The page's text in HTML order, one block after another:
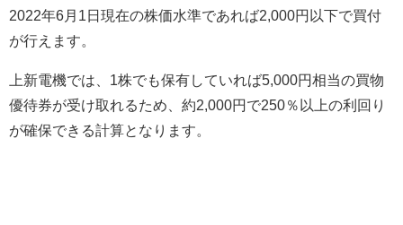
2022年6月1日現在の株価水準であれば2,000円以下で買付
が行えます。
上新電機では、1株でも保有していれば5,000円相当の買物
優待券が受け取れるため、約2,000円で250％以上の利回り
が確保できる計算となります。